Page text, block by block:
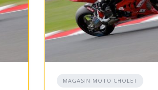
MAGASIN MOTO CHOLET